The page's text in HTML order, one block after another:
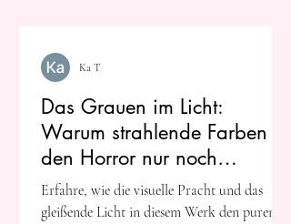
Das Grauen im Licht:
Warum strahlende Farben
den Horror nur noch
intensiver machen
Erfahre, wie die visuelle Pracht und das
gleißende Licht in diesem Werk den puren
Ka T